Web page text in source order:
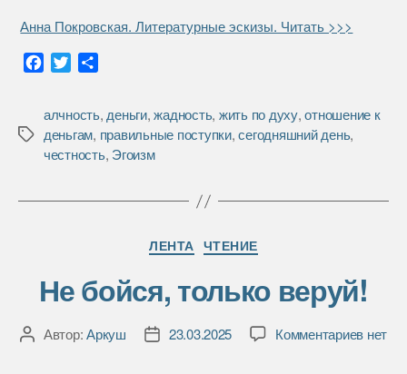
Анна Покровская. Литературные эскизы. Читать >>>
e
b
o
k
t
t
e
р
а
в
т
Метки
алчность,деньги,жадность, жить по духу,отношение к
деньгам, правильные поступки,сегодняшний день,
честность, Эгоизм
Рубрики
ЛЕНТА ЧТЕНИЕ
Не бойся, только веруй!
АвторАвтор:Аркуш
Дата23.03.2025 Комментариевкнет